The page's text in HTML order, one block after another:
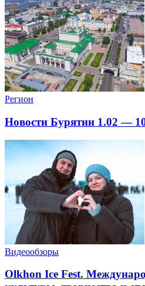
Регион
Новости Бурятии 1.02 —
Видеообзоры
Olkhon Ice Fest.